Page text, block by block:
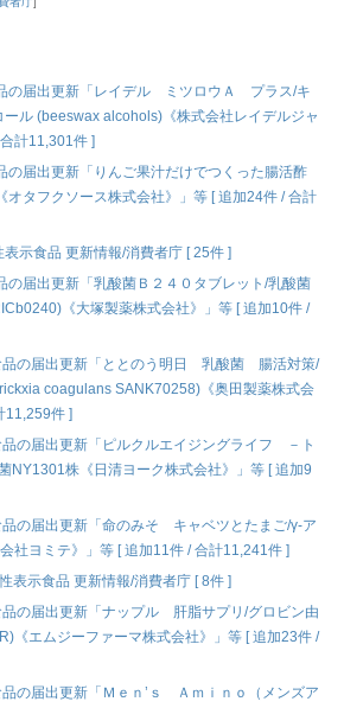
の届出更新「レイデル ミツロウＡ プラス/キ
ル (beeswax alcohols)《株式会社レイデルジャ
計11,301件 ]
の届出更新「りんご果汁だけでつくった腸活酢
オタフクソース株式会社》」等 [ 追加24件 / 合計
示食品 更新情報/消費者庁 [ 25件 ]
の届出更新「乳酸菌Ｂ２４０タブレット/乳酸菌
《大塚製薬株式会社》」等 [ 追加10件 /
品の届出更新「ととのう明日 乳酸菌 腸活対策/
coagulans SANK70258)《奥田製薬株式会
11,259件 ]
の届出更新「ピルクルエイジングライフ －ト
NY1301株《日清ヨーク株式会社》」等 [ 追加9
の届出更新「命のみそ キャベツとたまご/γ-ア
社ヨミテ》」等 [ 追加11件 / 合計11,241件 ]
表示食品 更新情報/消費者庁 [ 8件 ]
の届出更新「ナップル 肝脂サプリ/グロビン由
《エムジーファーマ株式会社》」等 [ 追加23件 /
の届出更新「Ｍｅｎ’ｓ Ａｍｉｎｏ（メンズア